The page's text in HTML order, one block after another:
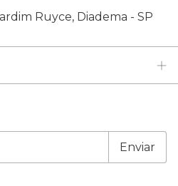
Ruyce, Diadema - SP